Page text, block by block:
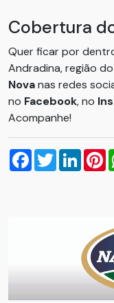
Cobertura
Quer ficar por
Andradina, região
Novanas redes
no Facebook, no
Acompanhe!
Facebook
Twitter